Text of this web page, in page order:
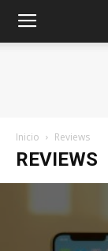
Inicio Reviews
REVIEWS